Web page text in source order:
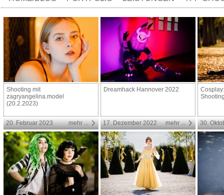
Shooting mit
zagryangelina.model
(20.2.2023)
20. Februar 2023 mehr ...
Dreamhack Hannover 2022
17. Dezember 2022 mehr ... 30.